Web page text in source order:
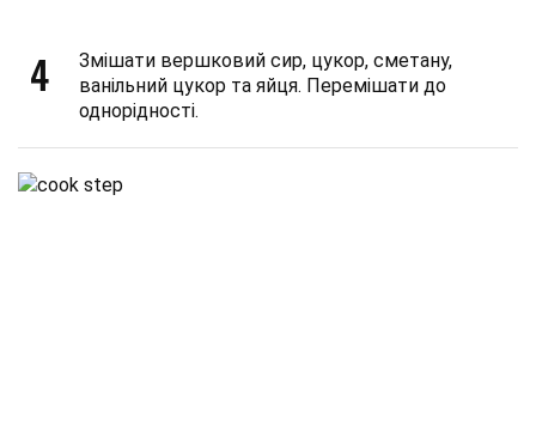
4
Змішати вершковий сир, цукор, сметану,
ванільний цукор та яйця. Перемішати до
однорідності.